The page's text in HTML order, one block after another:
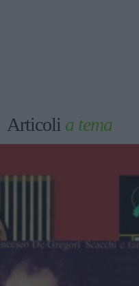
Articoli a tema